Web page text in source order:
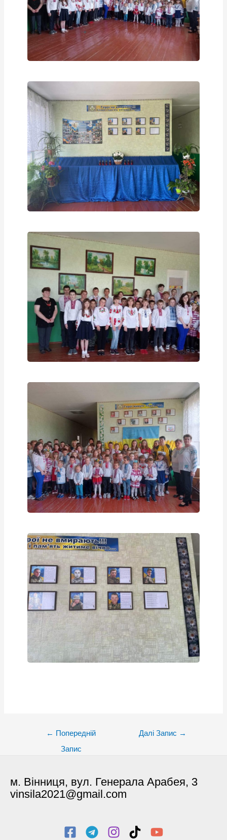
← Попередній
Запис
Далі Запис →
м. Вінниця, вул. Генерала Арабея, 3
vinsila2021@gmail.com